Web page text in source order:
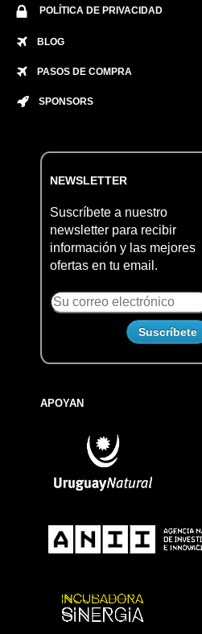
POLÍTICA DE PRIVACIDAD
BLOG
PASOS DE COMPRA
SPONSORS
NEWSLETTER
Suscríbete a nuestro
newsletter para recibir
información y las mejores
ofertas en tu email.
APOYAN